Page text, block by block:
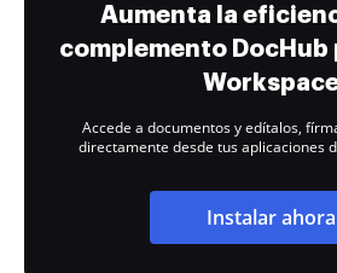
Aumenta la
complemento DocHub
Accede a documentos y edítalos,
directamente desde tus aplicaciones
Instalar ahora